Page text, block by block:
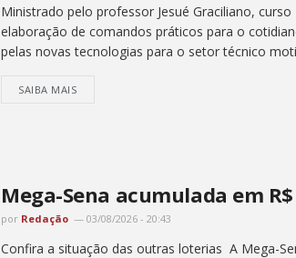
Ministrado pelo professor Jesué Graciliano,
elaboração de comandos práticos para o
pelas novas tecnologias para o setor técnico
SAIBA MAIS
Mega-Sena acumulada em
por Redação 03/08/2026 - 20:43
Confira a situação das outras loterias A Mega-